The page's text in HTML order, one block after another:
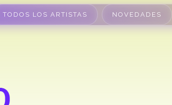
TODOS LOS ARTISTAS NOVEDADES